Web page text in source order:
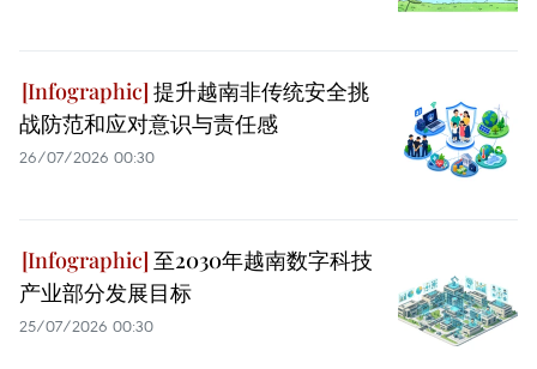
提升越南非传统安全挑
战防范和应对意识与责任感
26/07/2026 00:30
至2030年越南数字科技
产业部分发展目标
25/07/2026 00:30